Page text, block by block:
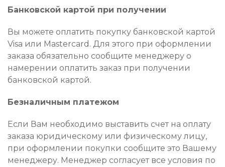
Банковской картой при получении
Вы можете оплатить покупку банковской картой
Visa или Mastercard. Для этого при оформлении
заказа обязательно сообщите менеджеру о
намерении оплатить заказ при получении
банковской картой.
Безналичным платежом
Если Вам необходимо выставить счет на оплату
заказа юридическому или физическому лицу,
при оформлении покупки сообщите это Вашему
менеджеру. Менеджер согласует все условия по